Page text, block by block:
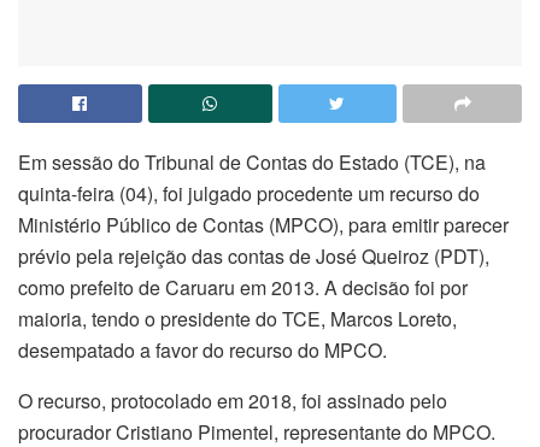
Em sessão do Tribunal de Contas do Estado (TCE), na
quinta-feira (04), foi julgado procedente um recurso do
Ministério Público de Contas (MPCO), para emitir parecer
prévio pela rejeição das contas de José Queiroz (PDT),
como prefeito de Caruaru em 2013. A decisão foi por
maioria, tendo o presidente do TCE, Marcos Loreto,
desempatado a favor do recurso do MPCO.
O recurso, protocolado em 2018, foi assinado pelo
procurador Cristiano Pimentel, representante do MPCO.